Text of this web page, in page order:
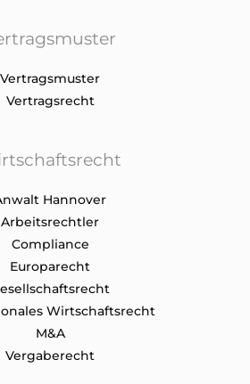
Vertragsmuster
Vertragsrecht
Hannover
Arbeitsrechtler
Compliance
Europarecht
Wirtschaftsrecht
M&A
Vergaberecht